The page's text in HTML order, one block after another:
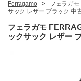
Ferragamo
>
フェラガモ
サック レザー ブラック 中
フェラガモ
ックサック レザー